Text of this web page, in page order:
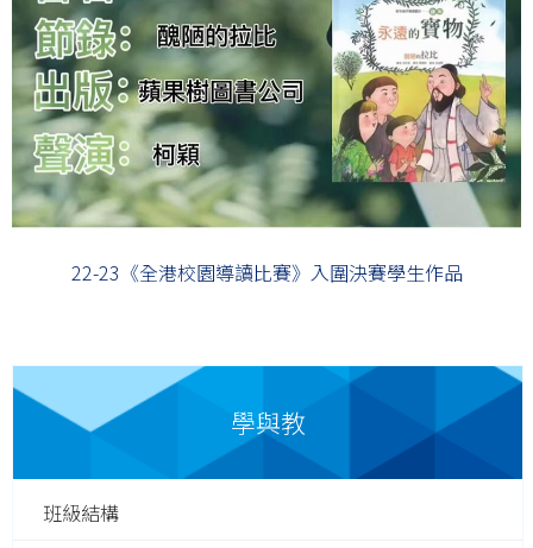
22-23《全港校園導讀比賽》入圍決賽學生作品
學與教
班級結構